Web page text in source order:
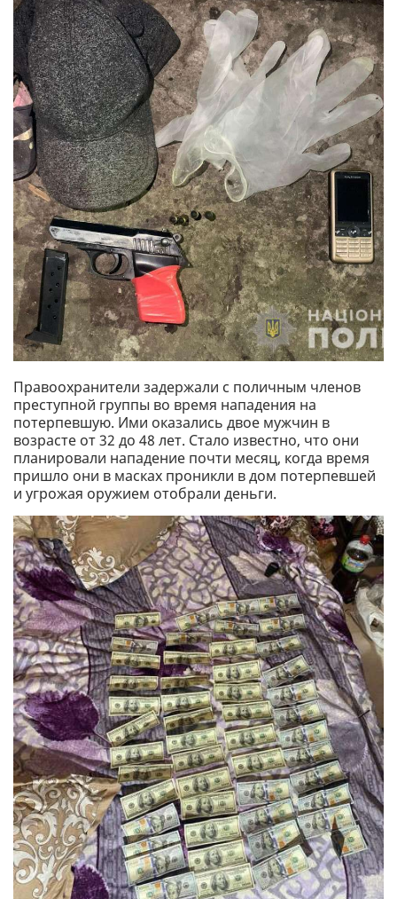
Правоохранители задержали с поличным членов
преступной группы во время нападения на
потерпевшую. Ими оказались двое мужчин в
возрасте от 32 до 48 лет. Стало известно, что они
планировали нападение почти месяц, когда время
пришло они в масках проникли в дом потерпевшей
и угрожая оружием отобрали деньги.